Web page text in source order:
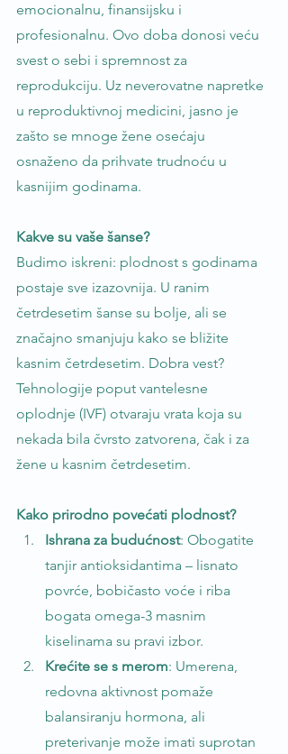
emocionalnu, finansijsku i
profesionalnu. Ovo doba donosi veću
svest o sebi i spremnost za
reprodukciju. Uz neverovatne napretke
u reproduktivnoj medicini, jasno je
zašto se mnoge žene osećaju
osnaženo da prihvate trudnoću u
kasnijim godinama.
Kakve su vaše šanse?
Budimo iskreni: plodnost s godinama
postaje sve izazovnija. U ranim
četrdesetim šanse su bolje, ali se
značajno smanjuju kako se bližite
kasnim četrdesetim. Dobra vest?
Tehnologije poput vantelesne
oplodnje (IVF) otvaraju vrata koja su
nekada bila čvrsto zatvorena, čak i za
žene u kasnim četrdesetim.
Kako prirodno povećati plodnost?
Ishrana za budućnost: Obogatite
tanjir antioksidantima – lisnato
povrće, bobičasto voće i riba
bogata omega-3 masnim
kiselinama su pravi izbor.
Krećite se s merom: Umerena,
redovna aktivnost pomaže
balansiranju hormona, ali
preterivanje može imati suprotan